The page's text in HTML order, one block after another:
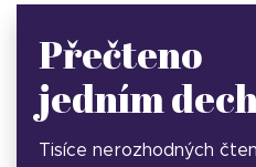
Přečteno
jedním
Tisíce nerozhodných